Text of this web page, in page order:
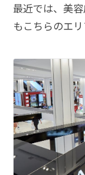
最近では、美
もこちらのエリ